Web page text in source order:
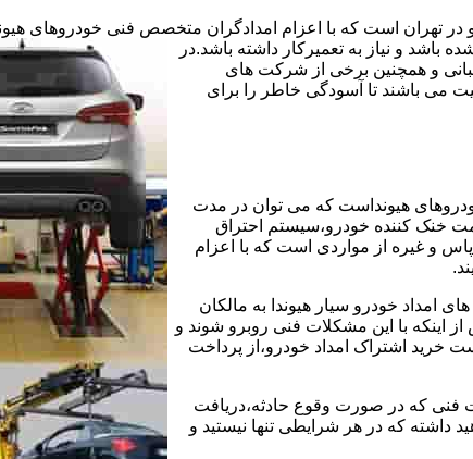
در تهران است که با اعزام امدادگران متخصص فنی خودروهای
و نیاز به تعمیرکار داشته باشد.در
و همچنین برخی از شرکت های
می باشند تا آسودگی خاطر را برای
هیونداست که می توان در مدت
خنک کننده خودرو،سیستم احتراق
و غیره از مواردی است که با اعزام
امداد خودرو سیار هیوندا به مالکان
اینکه با این مشکلات فنی روبرو شوند و
خرید اشتراک امداد خودرو،از پرداخت
فنی که در صورت وقوع حادثه،دریافت
داشته که در هر شرایطی تنها نیستید و